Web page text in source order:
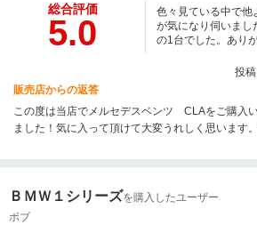
総合評価
5.0
色々見ている中で他
が気になり伺いまし
の1台でした。ありが
投
販売店からの返答
この度は当店でメルセデスベンツ CLAをご購入
ました！気に入って頂けて大変うれしく思います
ＢＭＷ１シリーズを購入したユーザー
ボブ